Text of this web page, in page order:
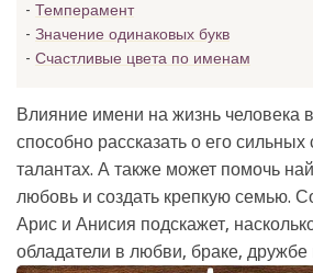
Темперамент
Значение одинаковых букв
Счастливые цвета по именам
Влияние имени на жизнь человека
способно рассказать о его сильных
талантах. А также может помочь
любовь и создать крепкую семью.
Арис и Анисия подскажет,
обладатели в любви, браке,